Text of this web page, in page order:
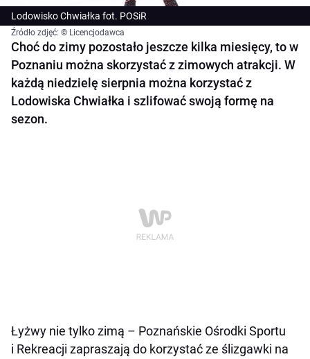
Lodowisko Chwiałka fot. POSiR
Źródło zdjęć: © Licencjodawca
Choć do zimy pozostało jeszcze kilka miesięcy, to w
Poznaniu można skorzystać z zimowych atrakcji. W
każdą niedzielę sierpnia można korzystać z
Lodowiska Chwiałka i szlifować swoją formę na
sezon.
Łyżwy nie tylko zimą – Poznańskie Ośrodki Sportu
i Rekreacji zapraszają do korzystać ze ślizgawki na